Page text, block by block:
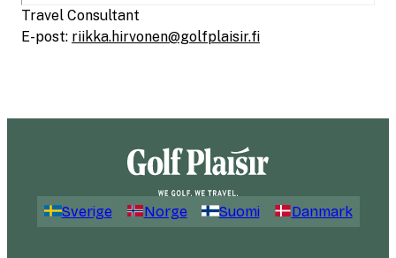
Travel Consultant
E-post: riikka.hirvonen@golfplaisir.fi
Sverige Norge Suomi Danmark